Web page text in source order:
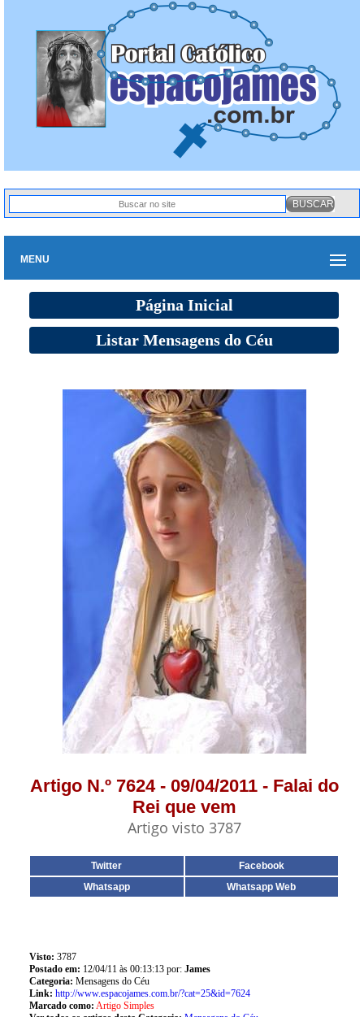
MENU
Página Inicial
Listar Mensagens do Céu
Artigo N.º 7624 - 09/04/2011 - Falai do
Rei que vem
Artigo visto 3787
Twitter
Facebook
Whatsapp
Whatsapp Web
Visto: 3787
Postado em: 12/04/11 às 00:13:13 por: James
Categoria: Mensagens do Céu
Link: http://www.espacojames.com.br/?cat=25&id=7624
Marcado como: Artigo Simples